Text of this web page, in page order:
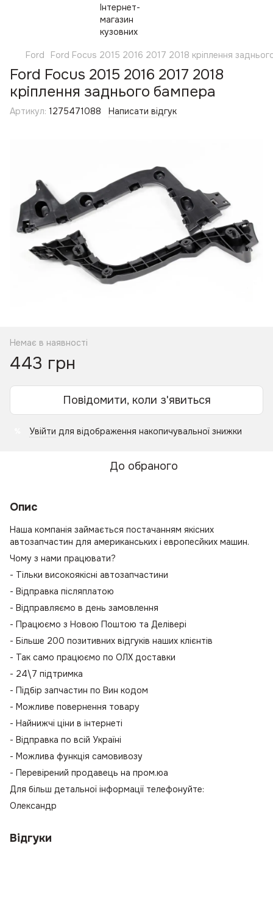
Ford Ford Focus 2015 2016 2017 2018 кріплення
Ford Focus 2015 2016 2017 2018
кріплення заднього бампера
Артикул: 1275471088 Написати відгук
Немає в наявності
443 грн
Повідомити, коли з'явиться
Увійти для відображення накопичувальної знижки
До обраного
Опис
Наша компанія займається постачанням якісних
автозапчастин для американських і европесйких машин.
Чому з нами працювати?
- Тільки високоякісні автозапчастини
- Відправка післяплатою
- Відправляємо в день замовлення
- Працюємо з Новою Поштою та Делівері
- Більше 200 позитивних відгуків наших клієнтів
- Так само працюємо по ОЛХ доставки
- 24\7 підтримка
- Підбір запчастин по Вин кодом
- Можливе повернення товару
- Найнижчі ціни в інтернеті
- Відправка по всій Україні
- Можлива функція самовивозу
- Перевірений продавець на пром.юа
Для більш детальної інформації телефонуйте:
Олександр
Відгуки